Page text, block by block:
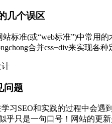
几个误区
站标准(或“web标准”)中常用
合并css+div来实现各
问题
习SEO和实践的过程中会遇
乎只是一句口号！网站的更